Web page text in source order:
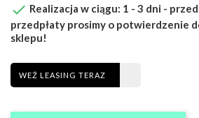
 Realizacja w ciągu: 1 - 3 dni -
przedpłaty prosimy o potwierdzenie
sklepu!
WEŹ LEASING TERAZ